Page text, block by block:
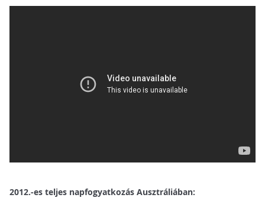
2012.-es teljes napfogyatkozás Ausztráliában: